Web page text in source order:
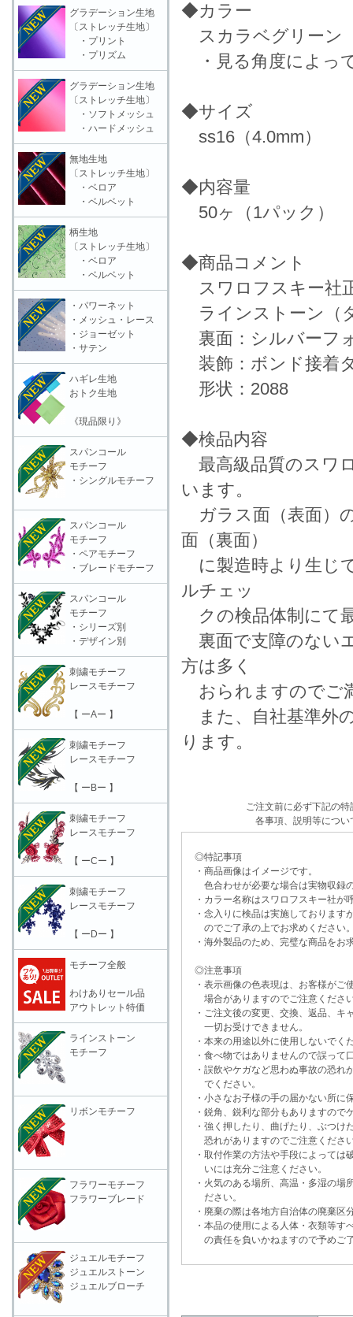
◆カラー
スカラベグリーン
・見る角度によっ
◆サイズ
ss16（4.0mm）
◆内容量
50ヶ（1パック）
◆商品コメント
スワロフスキー社
ラインストーン（
裏面：シルバーフ
装飾：ボンド接着
形状：2088
◆検品内容
最高級品質のスワ
います。
ガラス面（表面）
面（裏面）
に製造時より生じ
ルチェッ
クの検品体制にて
裏面で支障のない
方は多く
おられますのでご
また、自社基準外
ります。
ご注文前に必ず下記の
各事項、説明等につい
◎特記事項
・商品画像はイメージです。
色合わせが必要な場合は実物収録
・カラー名称はスワロフスキー社が
・念入りに検品は実施しております
のでご了承の上でお求めください
・海外製品のため、完璧な商品をお
◎注意事項
・表示画像の色表現は、お客様がご
場合がありますのでご注意くださ
・ご注文後の変更、交換、返品、キ
一切お受けできません。
・本来の用途以外に使用しないでく
・食べ物ではありませんので誤って
・誤飲やケガなど思わぬ事故の恐れ
でください。
・小さなお子様の手の届かない所に
・鋭角、鋭利な部分もありますので
・強く押したり、曲げたり、ぶつけ
恐れがありますのでご注意くださ
・取付作業の方法や手段によっては
いには充分ご注意ください。
・火気のある場所、高温・多湿の場
ださい。
・廃棄の際は各地方自治体の廃棄区
・本品の使用による人体・衣類等す
の責任を負いかねますので予めご
グラデーション生地
〔ストレッチ生地〕
・プリント
・プリズム
グラデーション生地
〔ストレッチ生地〕
・ソフトメッシュ
・ハードメッシュ
無地生地
〔ストレッチ生地〕
・ベロア
・ベルベット
柄生地
〔ストレッチ生地〕
・ベロア
・ベルベット
・パワーネット
・メッシュ・レース
・ジョーゼット
・サテン
ハギレ生地
おトク生地
《現品限り》
スパンコール
モチーフ
・シングルモチーフ
スパンコール
モチーフ
・ペアモチーフ
・ブレードモチーフ
スパンコール
モチーフ
・シリーズ別
・デザイン別
刺繍モチーフ
レースモチーフ
【 ーAー 】
刺繍モチーフ
レースモチーフ
【 ーBー 】
刺繍モチーフ
レースモチーフ
【 ーCー 】
刺繍モチーフ
レースモチーフ
【 ーDー 】
モチーフ全般
わけありセール品
アウトレット特価
ラインストーン
モチーフ
リボンモチーフ
フラワーモチーフ
フラワーブレード
ジュエルモチーフ
ジュエルストーン
ジュエルブローチ